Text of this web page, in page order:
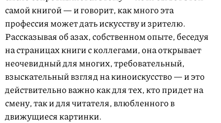
самой книгой — и говорит, как много эта
профессия может дать искусству и зрителю.
Рассказывая об азах, собственном опыте, беседуя
на страницах книги с коллегами, она открывает
неочевидный для многих, требовательный,
взыскательный взгляд на киноискусство — и это
действительно важно как для тех, кто придет на
смену, так и для читателя, влюбленного в
движущиеся картинки.